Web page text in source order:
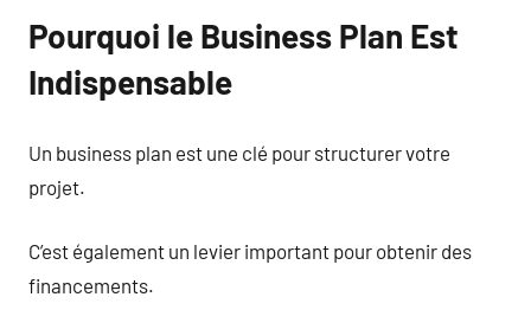
Pourquoi le Business Plan Est
Indispensable
Un business plan est une clé pour structurer votre
projet.
C’est également un levier important pour obtenir des
financements.